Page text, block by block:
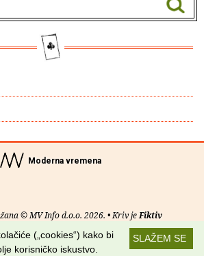
Moderna vremena
© MV Info d.o.o. 2026. • Kriv jeFiktiv
• Uvjeti korištenja•RSS kanaliSLAŽEM SE
(„cookies“) kako bi
korisničko iskustvo.